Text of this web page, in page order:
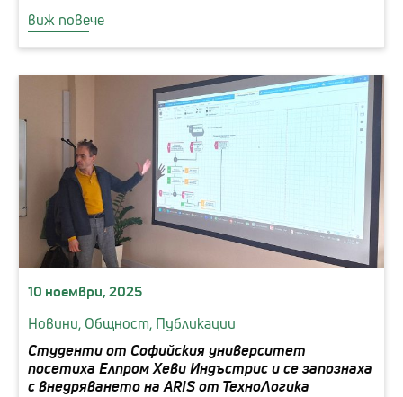
виж повече
10 ноември, 2025
Новини, Общност, Публикации
Студенти от Софийския университет
посетиха Елпром Хеви Индъстрис и се запознаха
с внедряването на ARIS от ТехноЛогика